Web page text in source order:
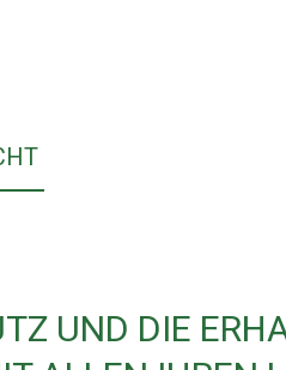
UND DIE